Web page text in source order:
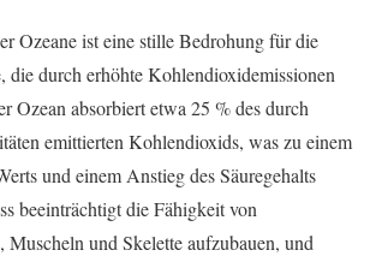
Ozeane ist eine stille Bedrohung für die
die durch erhöhte Kohlendioxidemissionen
Ozean absorbiert etwa 25 % des durch
emittierten Kohlendioxids, was zu einem
und einem Anstieg des Säuregehalts
beeinträchtigt die Fähigkeit von
Muscheln und Skelette aufzubauen, und